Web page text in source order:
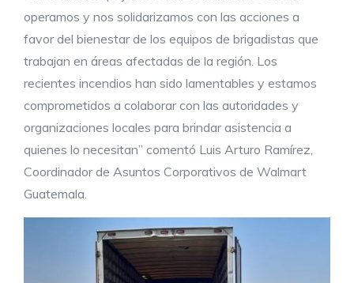
operamos y nos solidarizamos con las acciones a
favor del bienestar de los equipos de brigadistas que
trabajan en áreas afectadas de la región. Los
recientes incendios han sido lamentables y estamos
comprometidos a colaborar con las autoridades y
organizaciones locales para brindar asistencia a
quienes lo necesitan” comentó Luis Arturo Ramírez,
Coordinador de Asuntos Corporativos de Walmart
Guatemala.